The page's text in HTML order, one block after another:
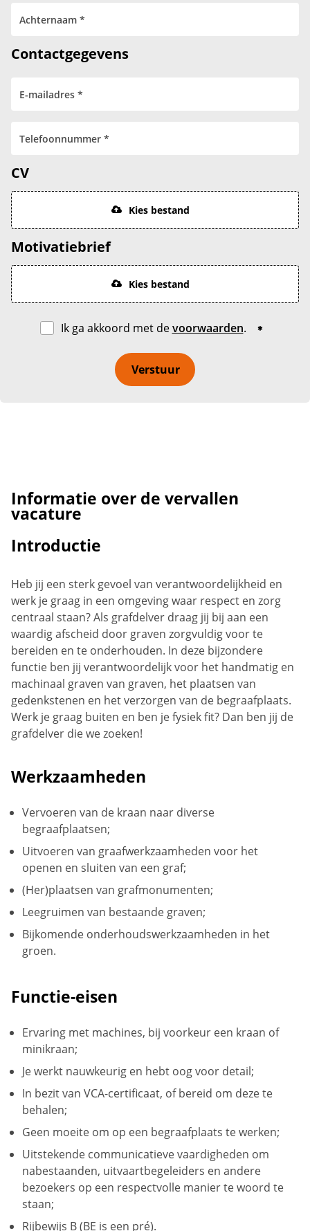
Contactgegevens
CV
Kies bestand
Motivatiebrief
Kies bestand
Ik ga akkoord met devoorwaarden.
Verstuur
Informatie over de vervallen
vacature
Introductie
Heb jij een sterk gevoel van verantwoordelijkheid en
werk je graag in een omgeving waar respect en zorg
centraal staan? Als grafdelver draag jij bij aan een
waardig afscheid door graven zorgvuldig voor te
bereiden en te onderhouden. In deze bijzondere
functie ben jij verantwoordelijk voor het handmatig en
machinaal graven van graven, het plaatsen van
gedenkstenen en het verzorgen van de begraafplaats.
Werk je graag buiten en ben je fysiek fit? Dan ben jij de
grafdelver die we zoeken!
Werkzaamheden
Vervoeren van de kraan naar diverse
begraafplaatsen;
Uitvoeren van graafwerkzaamheden voor het
openen en sluiten van een graf;
(Her)plaatsen van grafmonumenten;
Leegruimen van bestaande graven;
Bijkomende onderhoudswerkzaamheden in het
groen.
Functie-eisen
Ervaring met machines, bij voorkeur een kraan of
minikraan;
Je werkt nauwkeurig en hebt oog voor detail;
In bezit van VCA-certificaat, of bereid om deze te
behalen;
Geen moeite om op een begraafplaats te werken;
Uitstekende communicatieve vaardigheden om
nabestaanden, uitvaartbegeleiders en andere
bezoekers op een respectvolle manier te woord te
staan;
Rijbewijs B (BE is een pré).